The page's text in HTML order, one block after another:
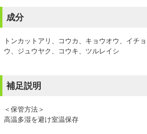
成分
トンカットアリ、コウカ、キョウオウ、イチ
ウ、ジュウヤク、コウキ、ツルレイシ
補足説明
＜保管方法＞
高温多湿を避け室温保存